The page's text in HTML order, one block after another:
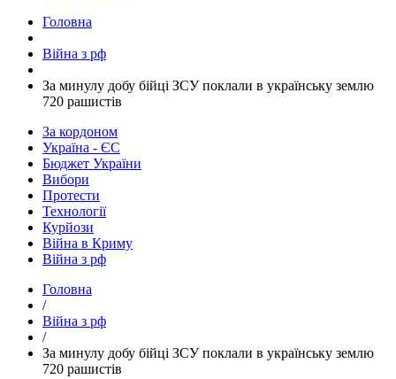
Головна
Війна з рф
За минулу добу бійці ЗСУ поклали в українську землю
720 рашистів
За кордоном
Україна - ЄС
Бюджет України
Вибори
Протести
Технології
Курйози
Війна в Криму
Війна з рф
Головна
/
Війна з рф
/
За минулу добу бійці ЗСУ поклали в українську землю
720 рашистів